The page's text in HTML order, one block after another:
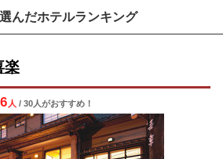
んだホテルランキング
楽
6 人 / 30人がおすすめ！